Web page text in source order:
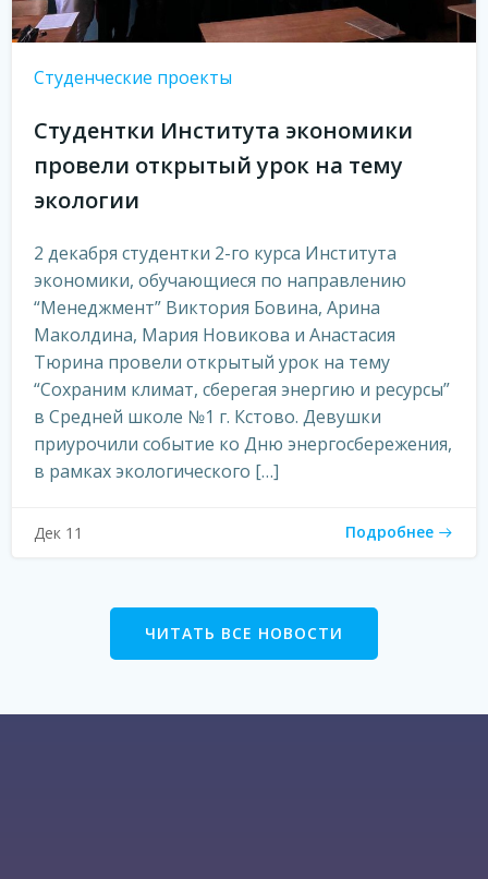
Студенческие проекты
Студентки Института экономики
провели открытый урок на тему
экологии
2 декабря студентки 2-го курса Института
экономики, обучающиеся по направлению
“Менеджмент” Виктория Бовина, Арина
Маколдина, Мария Новикова и Анастасия
Тюрина провели открытый урок на тему
“Сохраним климат, сберегая энергию и ресурсы”
в Средней школе №1 г. Кстово. Девушки
приурочили событие ко Дню энергосбережения,
в рамках экологического […]
Дек 11 Подробнее
ЧИТАТЬ ВСЕ НОВОСТИ